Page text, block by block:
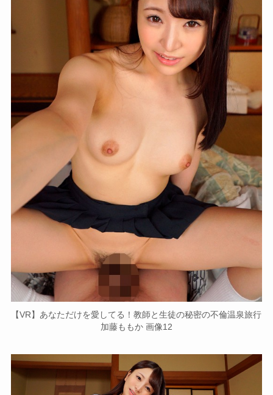
【VR】あなただけを愛してる！教師と生徒の秘密の不倫温泉旅行
加藤ももか 画像12